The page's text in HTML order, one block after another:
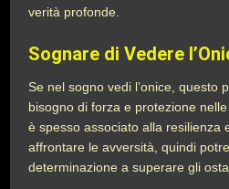
verità profonde.
Sognare di Vedere
Se nel sogno vedi l’onice, questo
bisogno di forza e protezione nelle
è spesso associato alla resilienza
affrontare le avversità, quindi
determinazione a superare gli